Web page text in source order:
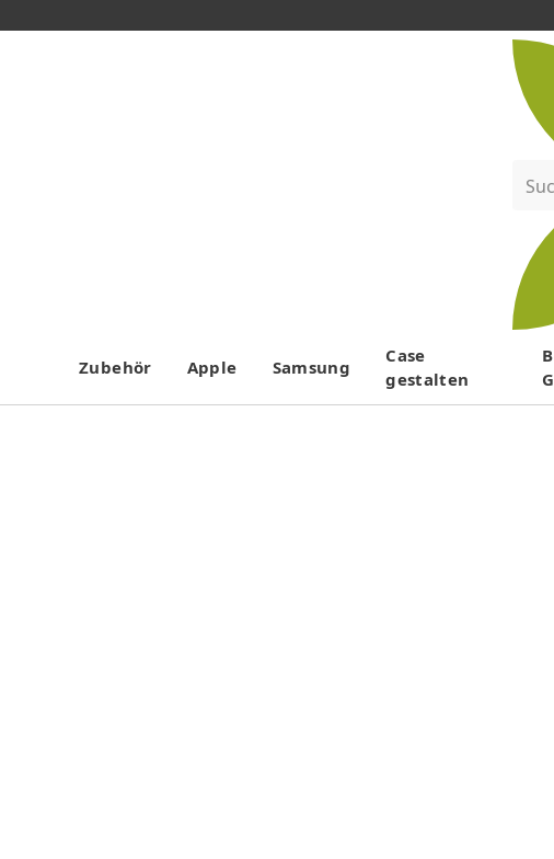
Zubehör Apple Samsung
Case
gestalten